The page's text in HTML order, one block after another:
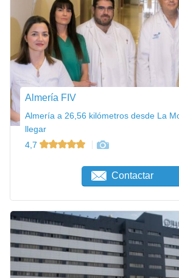
Almería FIV
Almería a 26,56 kilómetros desde La
llegar
4,7
Contactar